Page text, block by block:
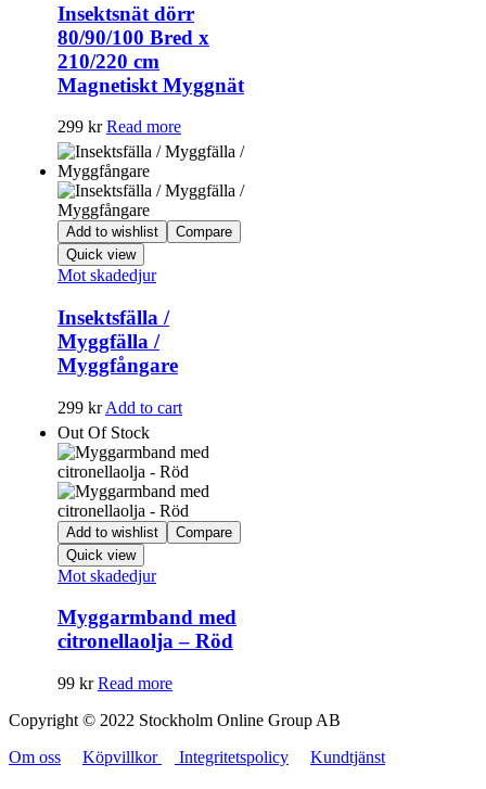
Insektsnät dörr
80/90/100 Bred x
210/220 cm
Magnetiskt Myggnät
299 kr Read more
Add to wishlist
Compare
Quick view
Mot skadedjur
Insektsfälla /
Myggfälla /
Myggfångare
299 kr Add to cart
Out Of Stock
Add to wishlist
Compare
Quick view
Mot skadedjur
Myggarmband med
citronellaolja – Röd
99 kr Read more
Copyright © 2022 Stockholm Online Group AB
Om oss
Köpvillkor Integritetspolicy Kundtjänst